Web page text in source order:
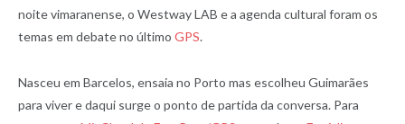
noite vimaranense, o Westway LAB e a agenda cultural foram os
temas em debate no último GPS.
Nasceu em Barcelos, ensaia no Porto mas escolheu Guimarães
para viver e daqui surge o ponto de partida da conversa. Para